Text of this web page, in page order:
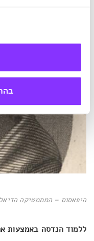
כאנשים פרטיים ולא
היפאסוס – המתמטיקה
ללמוד הנדסה באמצעות